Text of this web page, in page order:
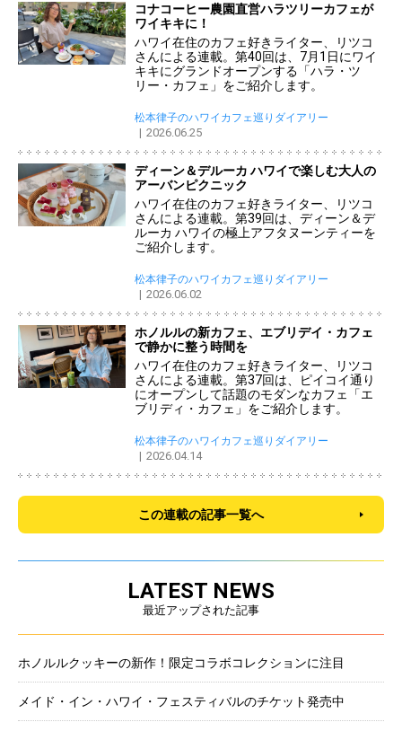
コナコーヒー農園直営ハラツリーカフェが
ワイキキに！
ハワイ在住のカフェ好きライター、リツコ
さんによる連載。第40回は、7月1日にワイ
キキにグランドオープンする「ハラ・ツ
リー・カフェ」をご紹介します。
松本律子のハワイカフェ巡りダイアリー
2026.06.25
ディーン＆デルーカ ハワイで楽しむ大人の
アーバンピクニック
ハワイ在住のカフェ好きライター、リツコ
さんによる連載。第39回は、ディーン＆デ
ルーカ ハワイの極上アフタヌーンティーを
ご紹介します。
松本律子のハワイカフェ巡りダイアリー
2026.06.02
ホノルルの新カフェ、エブリデイ・カフェ
で静かに整う時間を
ハワイ在住のカフェ好きライター、リツコ
さんによる連載。第37回は、ピイコイ通り
にオープンして話題のモダンなカフェ「エ
ブリディ・カフェ」をご紹介します。
松本律子のハワイカフェ巡りダイアリー
2026.04.14
この連載の記事一覧へ
LATEST NEWS
最近アップされた記事
ホノルルクッキーの新作！限定コラボコレクションに注目
メイド・イン・ハワイ・フェスティバルのチケット発売中